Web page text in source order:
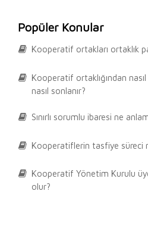
Popüler Konular
Kooperatif ortakları ortaklık
Kooperatif ortaklığından nasıl
nasıl sonlanır?
Sınırlı sorumlu ibaresi ne
Kooperatiflerin tasfiye süreci
Kooperatif Yönetim Kurulu
olur?